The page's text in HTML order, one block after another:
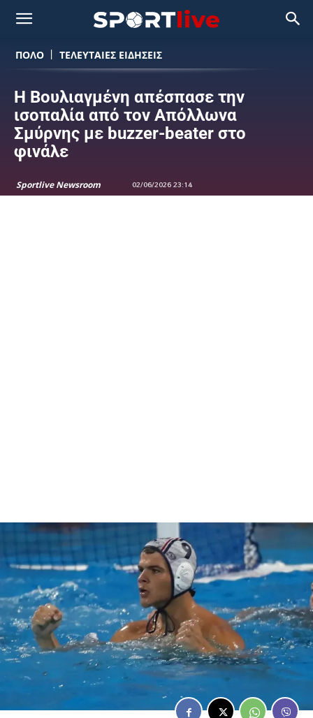
ΠΟΛΟ ΤΕΛΕΥΤΑΙΕΣ ΕΙΔΗΣΕΙΣ
Η Βουλιαγμένη απέσπασε την
ισοπαλία από τον Απόλλωνα
Σμύρνης με buzzer-beater στο
φινάλε
Sportlive Newsroom 02/06/2026 23:14